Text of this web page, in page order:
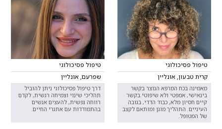
טיפול פסיכולוגי
קרית טבעון, אונליין
מאמינה בכח המרפא הנוצר בקשר
בינאישי, אמפטי ולא שיפוטי.בקשר
קיים חסיון מלא, כבוד הדדי, בגובה
העיניים. התהליך מוגן ומותאם לקצב
של המטופל.
טיפול פסיכולוגי
שפרעם, אונליין
דרך טיפול פסיכולוגי ניתן להוביל
תהליכי שינוי וצמיחה רגשית, לקדם
רווחה נפשית, להעצים אנשים
בהתמודדות עם אתגרי החיים.